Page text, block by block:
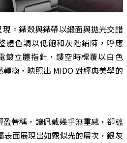
。錶殼與錶帶以緞面與拋光交錯
體色調以低飽和灰階鋪陳，呼應
鍍立體指針，鏤空時標覆以白色
換，映照出 MIDO 對經典美學的
著稱，讓佩戴幾乎無重感，卻蘊
面展現出如霧似光的層次，銀灰